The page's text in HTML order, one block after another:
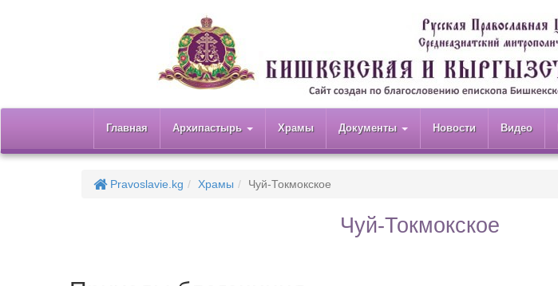
Главная Архипастырь Храмы Документы Новости Видео
Pravoslavie.kg Храмы Чуй-Токмокское
Чуй-Токмокское